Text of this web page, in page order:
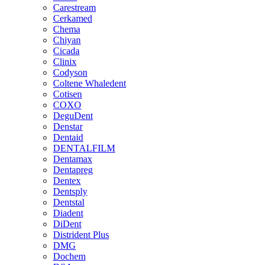
Carestream
Cerkamed
Chema
Chiyan
Cicada
Clinix
Codyson
Coltene Whaledent
Cotisen
COXO
DeguDent
Denstar
Dentaid
DENTALFILM
Dentamax
Dentapreg
Dentex
Dentsply
Dentstal
Diadent
DiDent
Distrident Plus
DMG
Dochem